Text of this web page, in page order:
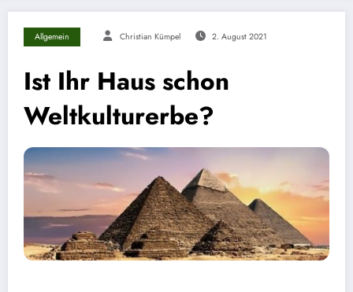
Allgemein Christian Kümpel 2. August 2021
Ist Ihr Haus schon
Weltkulturerbe?